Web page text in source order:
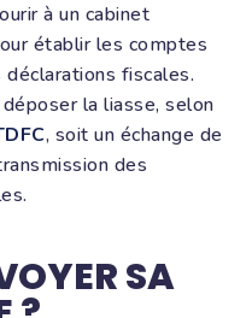
à un cabinet
établir les comptes
fiscales.
la liasse, selon
, soit un échange de
des
SA